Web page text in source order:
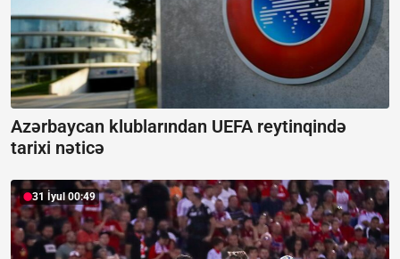
Azərbaycan klublarından UEFA reytinqində
tarixi nəticə
31 İyul 00:49